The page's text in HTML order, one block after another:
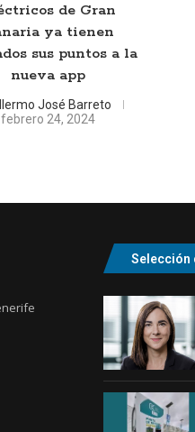
de Gran
ya tienen
sus puntos a la
nueva app
José Barreto
febrero 24, 2024
Selección